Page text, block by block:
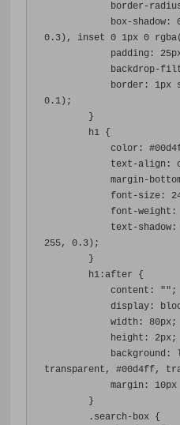
border-
box-shadow :
0.3 ), inset 0 1px 0 rgba(
padding :
backdrop-
border : 1px
0.1 );
}
        h1
{
color :
text-align :
margin-
font-size :
font-weight :
text-shadow :
255, 0.3 );
}
h1 :after {
content : "" ;
display :
width : 80px;
height : 2px;
background :
transparent , #00d4ff,
margin : 10px
}
. search-box {